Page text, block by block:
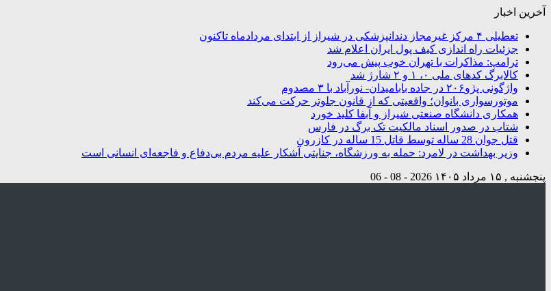
آخرین اخبار
تعطیلی ۴ مرکز غیرمجاز دندانپزشکی در شیراز از ابتدای مردادماه تاکنون
جزئیات راه اندازی کیف پول ایران اعلام شد
ترامپ: مذاکرات با تهران خوب پیش می‌رود
کالابرگ کدهای ملی ۰، ۱ و ۲ شارژ شد
واژگونی پژو۲۰۶ در جاده بابامیدان- نورآباد با ۳ مصدوم
موتورسواری بانوان؛ واقعیتی که از قانون جلوتر حرکت می‌کند
همکاری دانشگاه صنعتی شیراز و آبفا کلید خورد
شتاب در صدور اسناد مالکیت تک برگ در فارس
قتل جوان 28 ساله توسط قاتل 15 ساله در کازرون
وزیر بهداشت در لامرد: حمله به ورزشگاه، جنایتی آشکار علیه مردم بی‌دفاع و فاجعه‌ای انسانی است
پنجشنبه , ۱۵ مرداد ۱۴۰۵ 2026 - 08 - 06